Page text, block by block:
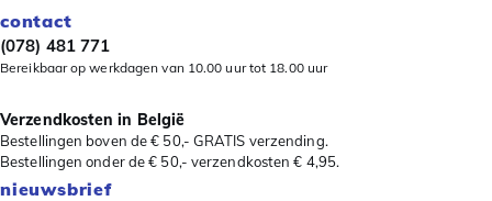
contact
(078) 481 771
Bereikbaar op werkdagen van 10.00 uur tot 18.00 uur
Verzendkosten in België
Bestellingen boven de € 50,- GRATIS verzending.
Bestellingen onder de € 50,- verzendkosten € 4,95.
nieuwsbrief